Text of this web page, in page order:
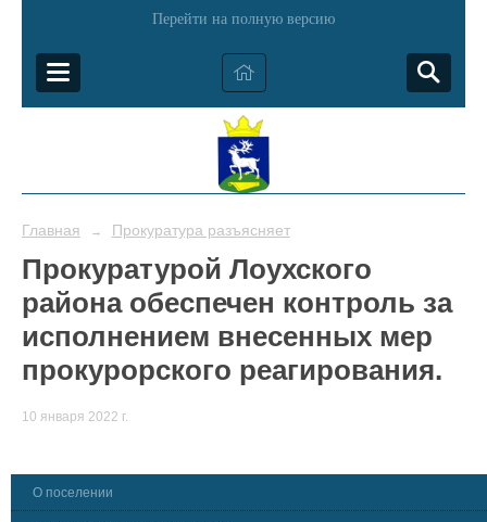
Перейти на полную версию
Главная → Прокуратура разъясняет
Прокуратурой Лоухского
района обеспечен контроль за
исполнением внесенных мер
прокурорского реагирования.
10 января 2022 г.
О поселении